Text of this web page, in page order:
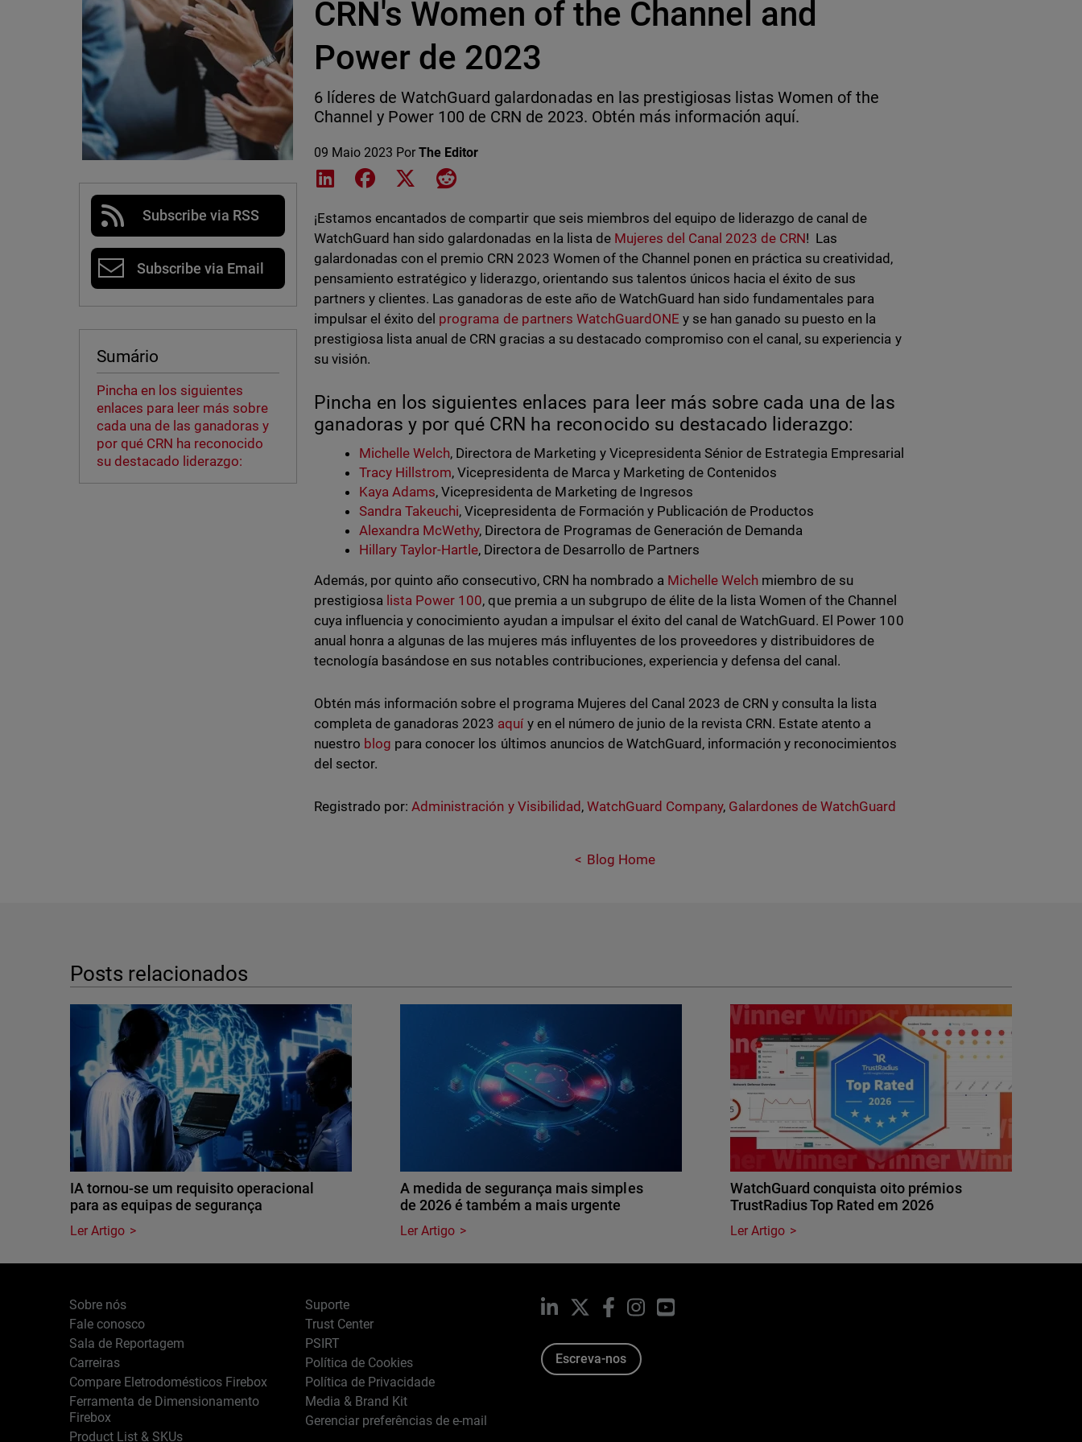
Subscribe via RSS
Subscribe via Email
Sumário
Pincha en los siguientes
enlaces para leer más sobre
cada una de las ganadoras y
por qué CRN ha reconocido
su destacado liderazgo:
CRN's Women of the Channel and
Power de 2023
6 líderes de WatchGuard galardonadas en las prestigiosas listas Women of the
Channel y Power 100 de CRN de 2023. Obtén más información aquí.
09 Maio 2023 PorThe Editor
Share on LinkedIn
Share on Facebook
Share on XShare on Reddit
¡Estamos encantados de compartir que seis miembros del equipo de liderazgo de canal de
WatchGuard han sido galardonadas en la lista de Mujeres del Canal 2023 de CRN! Las
galardonadas con el premio CRN 2023 Women of the Channel ponen en práctica su creatividad,
pensamiento estratégico y liderazgo, orientando sus talentos únicos hacia el éxito de sus
partners y clientes. Las ganadoras de este año de WatchGuard han sido fundamentales para
impulsar el éxito del programa de partners WatchGuardONE y se han ganado su puesto en la
prestigiosa lista anual de CRN gracias a su destacado compromiso con el canal, su experiencia y
su visión.
Pincha en los siguientes enlaces para leer más sobre cada una de las
ganadoras y por qué CRN ha reconocido su destacado liderazgo:
Michelle Welch, Directora de Marketing y Vicepresidenta Sénior de Estrategia Empresarial
Tracy Hillstrom, Vicepresidenta de Marca y Marketing de Contenidos
Kaya Adams, Vicepresidenta de Marketing de Ingresos
Sandra Takeuchi, Vicepresidenta de Formación y Publicación de Productos
Alexandra McWethy, Directora de Programas de Generación de Demanda
Hillary Taylor-Hartle, Directora de Desarrollo de Partners
Además, por quinto año consecutivo, CRN ha nombrado a Michelle Welch miembro de su
prestigiosa lista Power 100, que premia a un subgrupo de élite de la lista Women of the Channel
cuya influencia y conocimiento ayudan a impulsar el éxito del canal de WatchGuard. El Power 100
anual honra a algunas de las mujeres más influyentes de los proveedores y distribuidores de
tecnología basándose en sus notables contribuciones, experiencia y defensa del canal.
Obtén más información sobre el programa Mujeres del Canal 2023 de CRN y consulta la lista
completa de ganadoras 2023 aquíy en el número de junio de la revista CRN. Estate atento a
nuestro blog para conocer los últimos anuncios de WatchGuard, información y reconocimientos
del sector.
Registrado por: Administración y Visibilidad , WatchGuard Company, Galardones de WatchGuard
Blog Home
Posts relacionados
IA tornou-se um requisito operacional
para as equipas de segurança
Ler Artigo
A medida de segurança mais simples
de 2026 é também a mais urgente
Ler Artigo
WatchGuard conquista oito prémios
TrustRadius Top Rated em 2026
Ler Artigo
Sobre nós
Fale conosco
Sala de Reportagem
Carreiras
Compare Eletrodomésticos Firebox
Ferramenta de Dimensionamento
Firebox
Product List & SKUs
Suporte
Trust Center
PSIRT
Política de Cookies
Política de Privacidade
Media & Brand Kit
Gerenciar preferências de e-mail
LinkedIn Facebook
InstagramYouTube
Escreva-nos